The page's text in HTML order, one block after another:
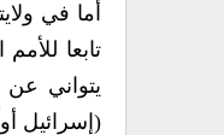
يتواني
(إسرائيل